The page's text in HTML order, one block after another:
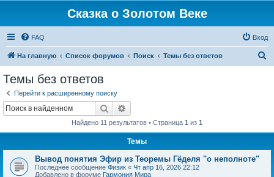
Сказка о Золотом Веке
FAQ Вход
На главную Список форумов Поиск Темы без ответов
Темы без ответов
Перейти к расширенному поиску
Поиск
Найдено 11 результатов • Страница 1 из 1
Темы
Вывод понятия Эфир из Теоремы Гёделя "о неполноте"
Последнее сообщение Физик « Чт апр 16, 2026 22:12
Добавлено в форуме Гармония Мира